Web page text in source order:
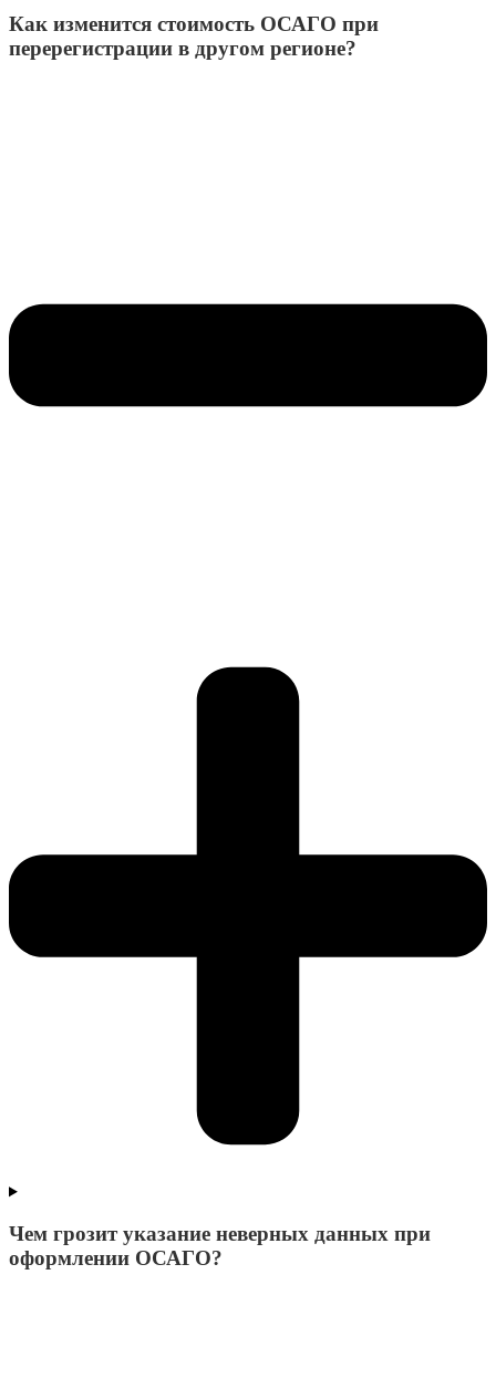
Как изменится стоимость ОСАГО при
перерегистрации в другом регионе?
Чем грозит указание неверных данных при
оформлении ОСАГО?